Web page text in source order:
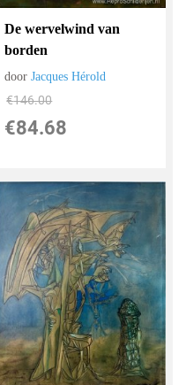
De wervelwind van
borden
doorJacques Hérold
€146.00
€84.68